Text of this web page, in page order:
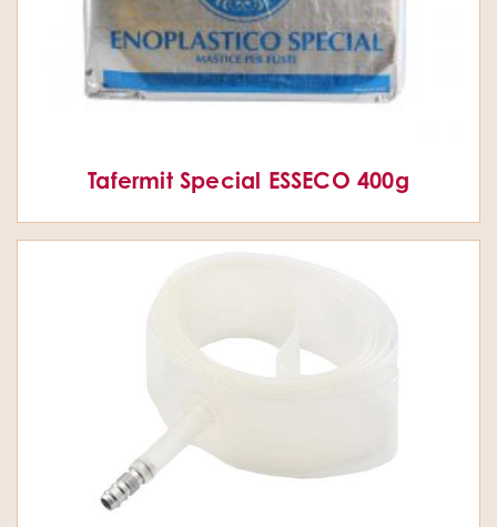
Tafermit Special ESSECO 400g